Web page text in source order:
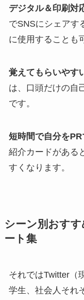
デジタル＆印刷対
でSNSにシェアす
に使用することも
覚えてもらいやす
は、口頭だけの自
です。
短時間で自分をPR
紹介カードがある
すくなります。
シーン別おす
ート集
それではTwitter（
学生、社会人それ